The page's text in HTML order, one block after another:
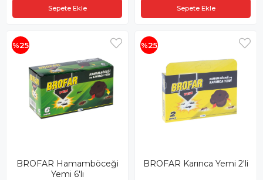
Sepete Ekle Sepete Ekle
BROFAR Hamamböceği
Yemi 6'lı
%25
BROFAR Karınca Yemi 2'li
%25